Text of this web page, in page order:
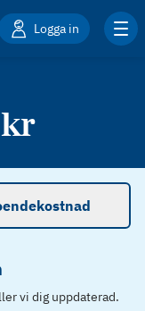
Logga in
kr
vi dig uppdaterad.